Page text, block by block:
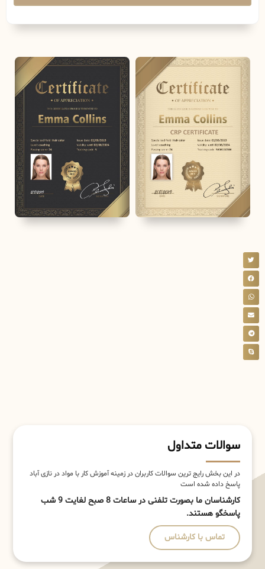
سوالات متداول
در این بخش رایج ترین سوالات کاربران در زمینه آموزش کار با مواد در نازی آباد
پاسخ داده شده است
کارشناسان ما بصورت تلفنی در ساعات 8 صبح لغایت 9 شب
پاسخگو هستند.
تماس با کارشناس